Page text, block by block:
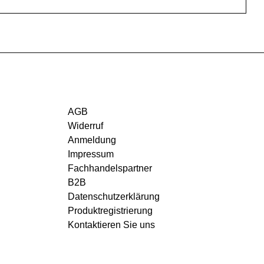
AGB
Widerruf
Anmeldung
Impressum
Fachhandelspartner
B2B
Datenschutzerklärung
Produktregistrierung
Kontaktieren Sie uns